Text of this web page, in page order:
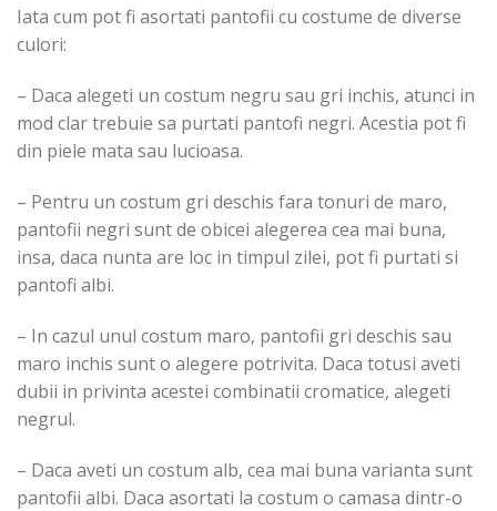
Iata cum pot fi asortati pantofii cu costume de diverse
culori:
– Daca alegeti un costum negru sau gri inchis, atunci in
mod clar trebuie sa purtati pantofi negri. Acestia pot fi
din piele mata sau lucioasa.
– Pentru un costum gri deschis fara tonuri de maro,
pantofii negri sunt de obicei alegerea cea mai buna,
insa, daca nunta are loc in timpul zilei, pot fi purtati si
pantofi albi.
– In cazul unul costum maro, pantofii gri deschis sau
maro inchis sunt o alegere potrivita. Daca totusi aveti
dubii in privinta acestei combinatii cromatice, alegeti
negrul.
– Daca aveti un costum alb, cea mai buna varianta sunt
pantofii albi. Daca asortati la costum o camasa dintr-o